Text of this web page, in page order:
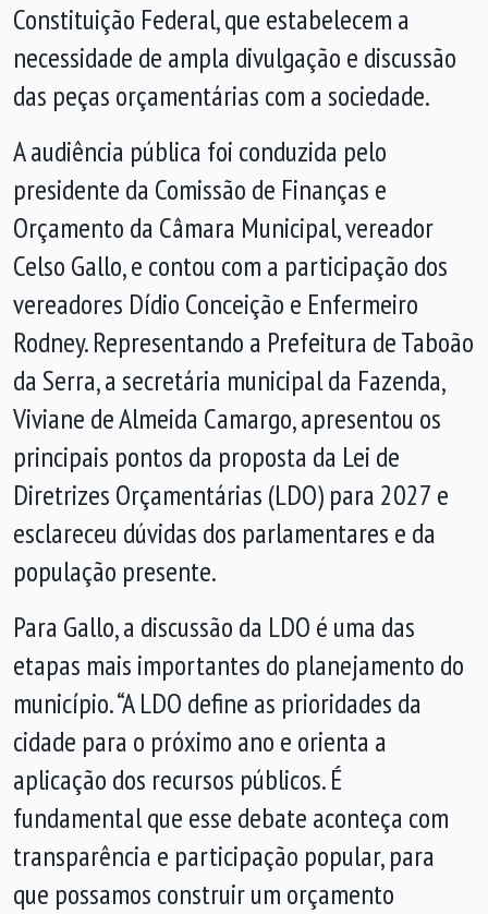
Constituição Federal, que estabelecem a
necessidade de ampla divulgação e discussão
das peças orçamentárias com a sociedade.
A audiência pública foi conduzida pelo
presidente da Comissão de Finanças e
Orçamento da Câmara Municipal, vereador
Celso Gallo, e contou com a participação dos
vereadores Dídio Conceição e Enfermeiro
Rodney. Representando a Prefeitura de Taboão
da Serra, a secretária municipal da Fazenda,
Viviane de Almeida Camargo, apresentou os
principais pontos da proposta da Lei de
Diretrizes Orçamentárias (LDO) para 2027 e
esclareceu dúvidas dos parlamentares e da
população presente.
Para Gallo, a discussão da LDO é uma das
etapas mais importantes do planejamento do
município. “A LDO define as prioridades da
cidade para o próximo ano e orienta a
aplicação dos recursos públicos. É
fundamental que esse debate aconteça com
transparência e participação popular, para
que possamos construir um orçamento